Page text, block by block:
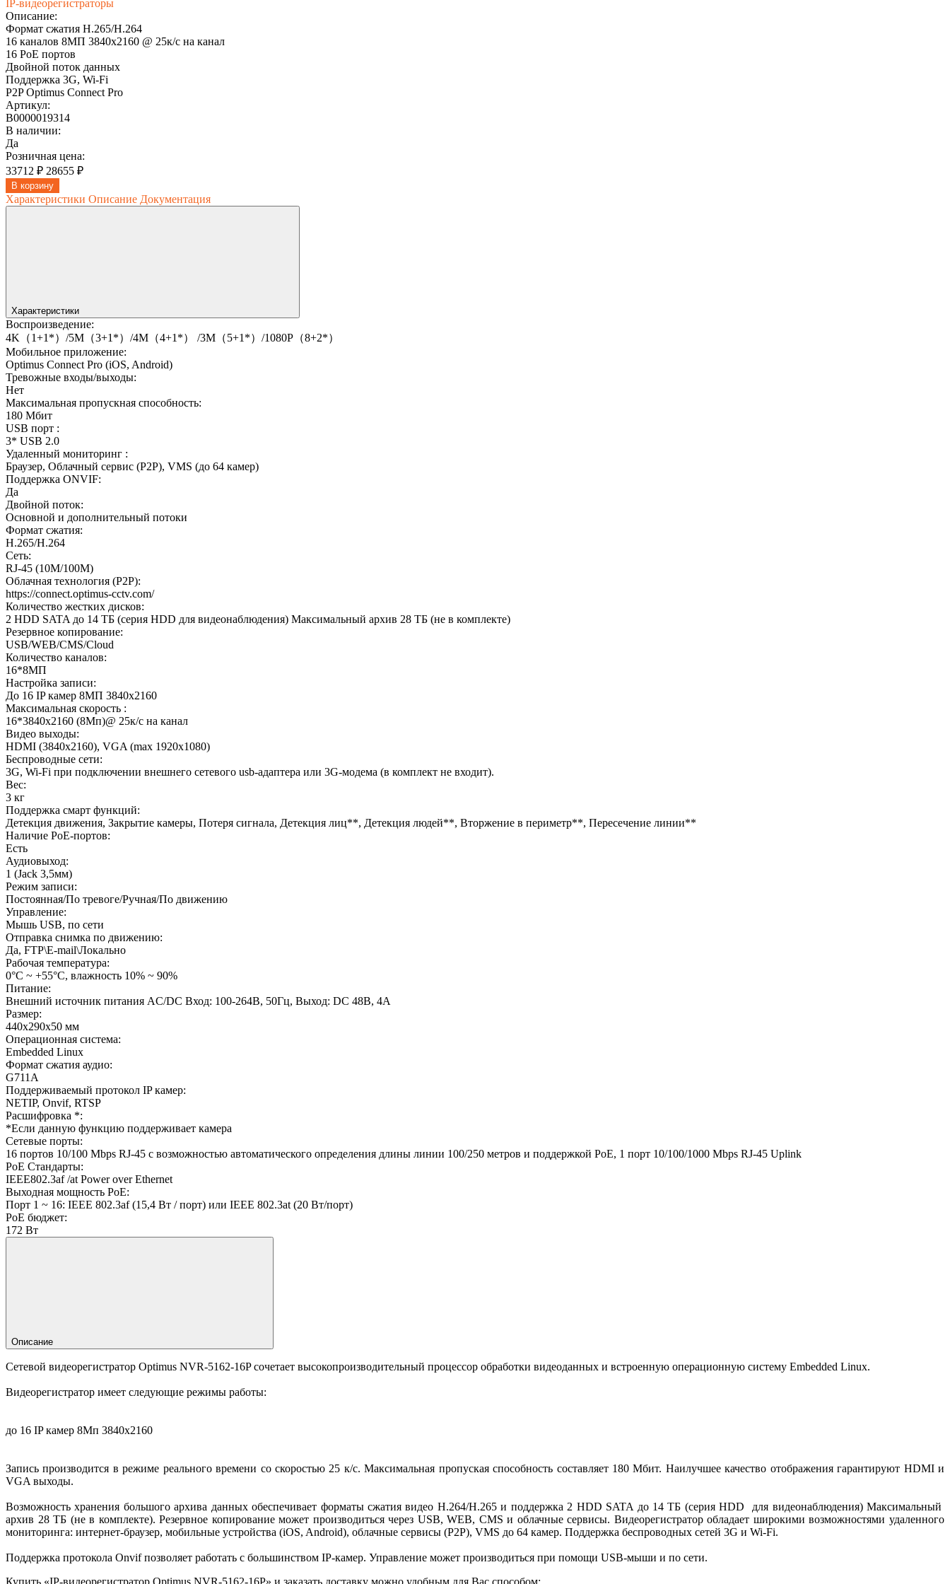
IP-видеорегистраторы
Описание:
Формат сжатия H.265/H.264
16 каналов 8МП 3840х2160 @ 25к/с на канал
16 PoE портов
Двойной поток данных
Поддержка 3G, Wi-Fi
P2P Optimus Connect Pro
Артикул:
В0000019314
В наличии:
Да
Розничная цена:
33712 ₽ 28655 ₽
В корзину
Характеристики Описание Документация
Характеристики
Воспроизведение:
4K（1+1*）/5M（3+1*）/4M（4+1*） /3M（5+1*）/1080P（8+2*）
Мобильное приложение:
Optimus Connect Pro (iOS, Android)
Тревожные входы/выходы:
Нет
Максимальная пропускная способность:
180 Мбит
USB порт :
3* USB 2.0
Удаленный мониторинг :
Браузер, Облачный сервис (P2P), VMS (до 64 камер)
Поддержка ONVIF:
Да
Двойной поток:
Основной и дополнительный потоки
Формат сжатия:
H.265/H.264
Сеть:
RJ-45 (10M/100M)
Облачная технология (P2P):
https://connect.optimus-cctv.com/
Количество жестких дисков:
2 HDD SATA до 14 ТБ (серия HDD для видеонаблюдения) Максимальный архив 28 ТБ (не в комплекте)
Резервное копирование:
USB/WEB/CMS/Cloud
Количество каналов:
16*8МП
Настройка записи:
До 16 IP камер 8МП 3840х2160
Максимальная скорость :
16*3840х2160 (8Мп)@ 25к/с на канал
Видео выходы:
HDMI (3840х2160), VGA (max 1920х1080)
Беспроводные сети:
3G, Wi-Fi при подключении внешнего сетевого usb-адаптера или 3G-модема (в комплект не входит).
Вес:
3 кг
Поддержка смарт функций:
Детекция движения, Закрытие камеры, Потеря сигнала, Детекция лиц**, Детекция людей**, Вторжение в периметр**, Пересечение линии**
Наличие PoE-портов:
Есть
Аудиовыход:
1 (Jack 3,5мм)
Режим записи:
Постоянная/По тревоге/Ручная/По движению
Управление:
Мышь USB, по сети
Отправка снимка по движению:
Да, FTP\E-mail\Локально
Рабочая температура:
0°С ~ +55°С, влажность 10% ~ 90%
Питание:
Внешний источник питания AC/DC Вход: 100-264В, 50Гц, Выход: DC 48В, 4A
Размер:
440х290х50 мм
Операционная система:
Embedded Linux
Формат сжатия аудио:
G711A
Поддерживаемый протокол IP камер:
NETIP, Onvif, RTSP
Расшифровка *:
*Если данную функцию поддерживает камера
Сетевые порты:
16 портов 10/100 Mbps RJ-45 с возможностью автоматического определения длины линии 100/250 метров и поддержкой PoE, 1 порт 10/100/1000 Mbps RJ-45 Uplink
PoE Стандарты:
IEEE802.3af /at Power over Ethernet
Выходная мощность PoE:
Порт 1 ~ 16: IEEE 802.3af (15,4 Вт / порт) или IEEE 802.3at (20 Вт/порт)
PoE бюджет:
172 Вт
Описание
Сетевой видеорегистратор Optimus NVR-5162-16P сочетает высокопроизводительный процессор обработки видеоданных и встроенную операционную систему Embedded Linux.
Видеорегистратор имеет следующие режимы работы:
до 16 IP камер 8Мп 3840х2160
Запись производится в режиме реального времени со скоростью 25 к/с. Максимальная пропуская способность составляет 180 Мбит. Наилучшее качество отображения гарантируют HDMI и
VGA выходы.
Возможность хранения большого архива данных обеспечивает форматы сжатия видео H.264/H.265 и поддержка 2 HDD SATA до 14 ТБ (серия HDD для видеонаблюдения) Максимальный
архив 28 ТБ (не в комплекте). Резервное копирование может производиться через USB, WEB, CMS и облачные сервисы. Видеорегистратор обладает широкими возможностями удаленного
мониторинга: интернет-браузер, мобильные устройства (iOS, Android), облачные сервисы (P2P), VMS до 64 камер. Поддержка беспроводных сетей 3G и Wi-Fi.
Поддержка протокола Onvif позволяет работать с большинством IP-камер. Управление может производиться при помощи USB-мыши и по сети.
Купить «IP-видеорегистратор Optimus NVR-5162-16P» и заказать доставку можно удобным для Вас способом: